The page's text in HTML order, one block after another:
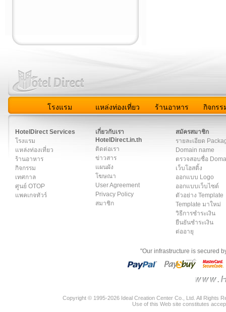
โรงแรม แหล่งท่องเที่ยว ร้านอาหาร กิจกรร
HotelDirect Services
โรงแรม
แหล่งท่องเที่ยว
ร้านอาหาร
กิจกรรม
เทศกาล
ศูนย์ OTOP
แพคเกจทัวร์
เกี่ยวกับเรา
HotelDirect.in.th
ติดต่อเรา
ข่าวสาร
แผนผัง
โฆษณา
User Agreement
Privacy Policy
สมาชิก
สมัครสมาชิก
รายละเอียด
Domain name
ตรวจสอบชื่อ
เว็บโฮสติ้ง
ออกแบบ Logo
ออกแบบเว็บไซต์
ตัวอย่าง Template
Template มาใหม่
วิธีการชำระเงิน
ยืนยันชำระเงิน
ต่ออายุ
"Our infrastructure is secured
Copyright © 1995-2026 Ideal Creation Center Co., Ltd. All Rights
Use of this Web site constitutes